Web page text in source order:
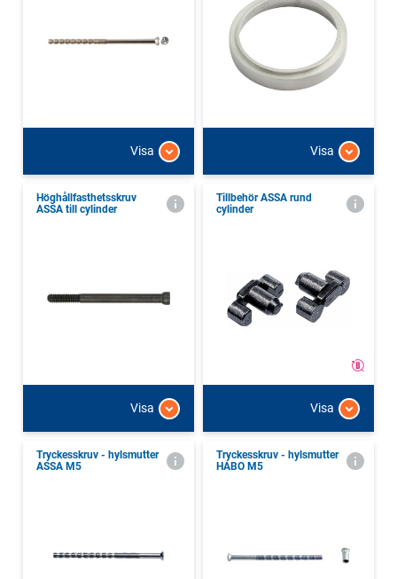
Visa Visa
Höghållfasthetsskruv
ASSA till cylinder
Visa
Tillbehör ASSA rund
cylinder
Visa
Tryckesskruv - hylsmutter
ASSA M5
Tryckesskruv - hylsmutter
HABO M5